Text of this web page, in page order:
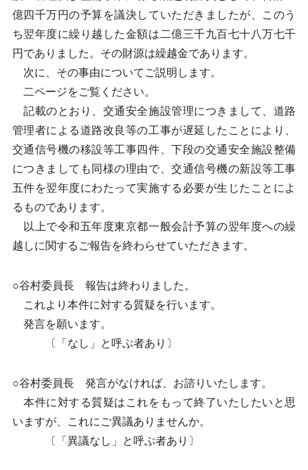
億四千万円の予算を議決していただきましたが、このう
ち翌年度に繰り越した金額は二億三千九百七十八万七千
円でありました。その財源は繰越金であります。
次に、その事由についてご説明します。
二ページをご覧ください。
記載のとおり、交通安全施設管理につきまして、道路
管理者による道路改良等の工事が遅延したことにより、
交通信号機の移設等工事四件、下段の交通安全施設整備
につきましても同様の理由で、交通信号機の新設等工事
五件を翌年度にわたって実施する必要が生じたことによ
るものであります。
以上で令和五年度東京都一般会計予算の翌年度への繰
越しに関するご報告を終わらせていただきます。
○谷村委員長 報告は終わりました。
これより本件に対する質疑を行います。
発言を願います。
〔「なし」と呼ぶ者あり〕
○谷村委員長 発言がなければ、お諮りいたします。
本件に対する質疑はこれをもって終了いたしたいと思
いますが、これにご異議ありませんか。
〔「異議なし」と呼ぶ者あり〕